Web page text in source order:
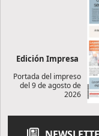
Edición Impresa
Portada del impreso
del 9 de agosto de
2026